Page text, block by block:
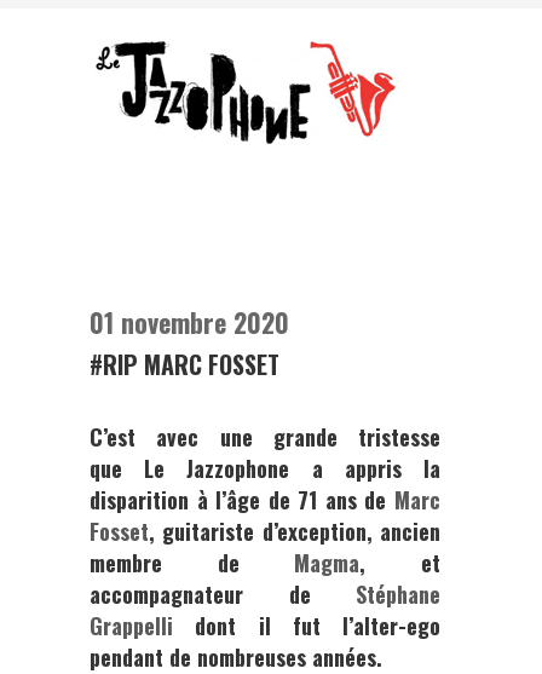
01 novembre 2020
#RIP MARC FOSSET
C’est avec une grande tristesse
que Le Jazzophone a appris la
disparition à l’âge de 71 ans de Marc
Fosset, guitariste d’exception, ancien
membre de Magma, et
accompagnateur de Stéphane
Grappelli
dont il fut l’alter-ego
pendant de nombreuses années.